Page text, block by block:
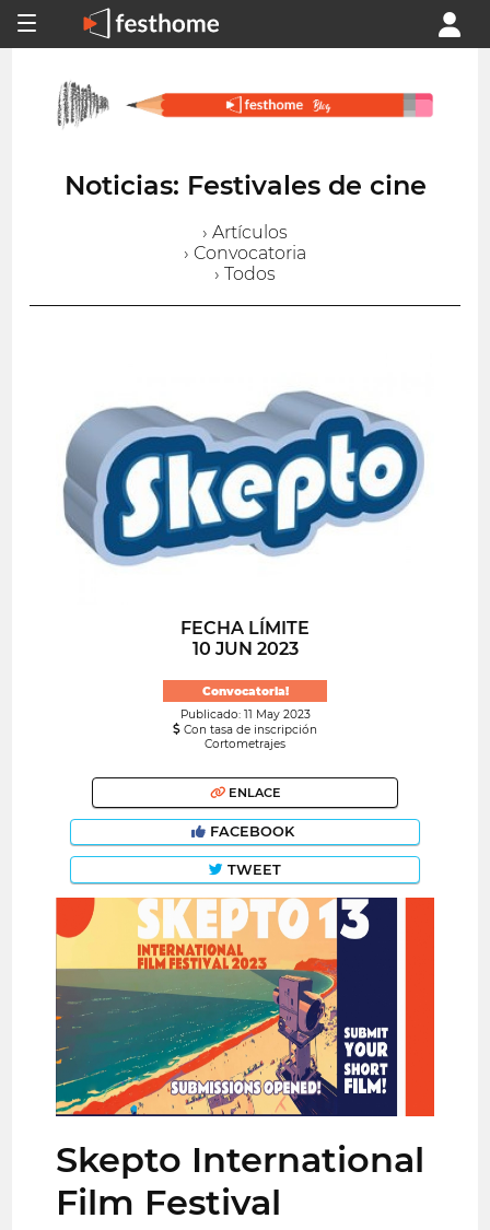
Noticias: Festivales de cine
› Artículos
› Convocatoria
› Todos
FECHA LÍMITE
10 JUN 2023
Convocatoria!
Publicado: 11 May 2023
Con tasa de inscripción
Cortometrajes
ENLACE
FACEBOOK
TWEET
Skepto International
Film Festival